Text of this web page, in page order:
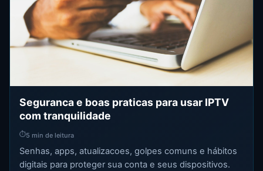
Seguranca e boas praticas para usar IPTV
com tranquilidade
⏱5 min de leitura
Senhas, apps, atualizacoes, golpes comuns e hábitos
digitais para proteger sua conta e seus dispositivos.